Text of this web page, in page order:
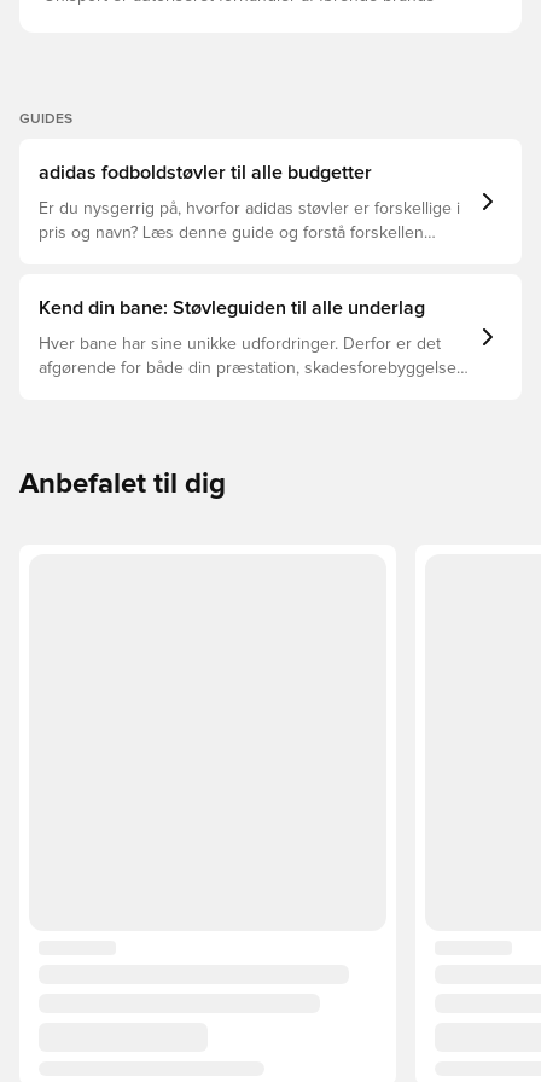
GUIDES
adidas fodboldstøvler til alle budgetter
Er du nysgerrig på, hvorfor adidas støvler er forskellige i
pris og navn? Læs denne guide og forstå forskellen
Kend din bane: Støvleguiden til alle underlag
Hver bane har sine unikke udfordringer. Derfor er det
afgørende for både din præstation, skadesforebyggelse
Anbefalet til dig